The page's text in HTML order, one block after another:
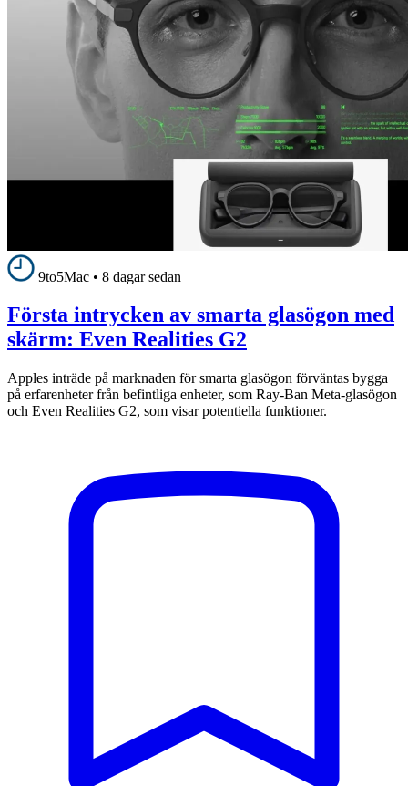
9to5Mac • 8 dagar sedan
Första intrycken av smarta glasögon med
skärm: Even Realities G2
Apples inträde på marknaden för smarta glasögon förväntas bygga
på erfarenheter från befintliga enheter, som Ray-Ban Meta-glasögon
och Even Realities G2, som visar potentiella funktioner.